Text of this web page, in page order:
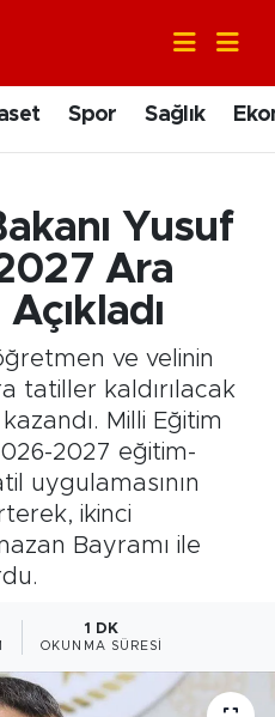
Spor Sağlık
Yusuf
Ara
ve velinin
tatiller kaldırılacak
Milli Eğitim
2027 eğitim-
uygulamasının
ikinci
Bayramı ile
1 DK
OKUNMA SÜRESI
ve Fikstür